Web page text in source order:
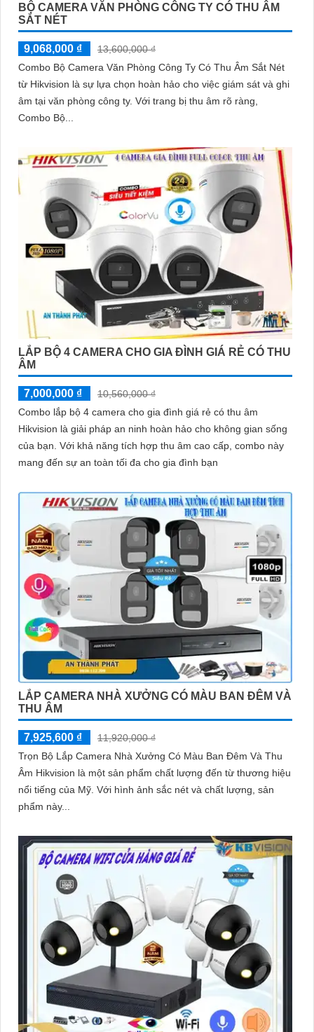
BỘ CAMERA VĂN PHÒNG CÔNG TY CÓ THU ÂM
SẮT NÉT
9,068,000 ₫
13,600,000 ₫
Combo Bộ Camera Văn Phòng Công Ty Có Thu Âm Sắt Nét
từ Hikvision là sự lựa chọn hoàn hảo cho việc giám sát và ghi
âm tại văn phòng công ty. Với trang bị thu âm rõ ràng,
Combo Bộ...
LẮP BỘ 4 CAMERA CHO GIA ĐÌNH GIÁ RẺ CÓ THU
ÂM
7,000,000 ₫
10,560,000 ₫
Combo lắp bộ 4 camera cho gia đình giá rẻ có thu âm
Hikvision là giải pháp an ninh hoàn hảo cho không gian sống
của bạn. Với khả năng tích hợp thu âm cao cấp, combo này
mang đến sự an toàn tối đa cho gia đình bạn
LẮP CAMERA NHÀ XƯỞNG CÓ MÀU BAN ĐÊM VÀ
THU ÂM
7,925,600 ₫
11,920,000 ₫
Trọn Bộ Lắp Camera Nhà Xưởng Có Màu Ban Đêm Và Thu
Âm Hikvision là một sản phẩm chất lượng đến từ thương hiệu
nổi tiếng của Mỹ. Với hình ảnh sắc nét và chất lượng, sản
phẩm này...